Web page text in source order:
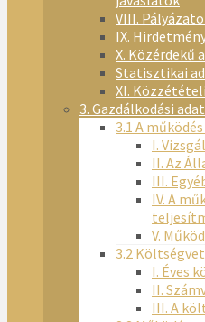
VIII.
IX.
X. Közérdekű
Statisztikai
XI.
3. Gazdálkodási
3.1 A
I.
II. Az
III.
IV. A
V.
3.2
I. Éves
II.
III. A